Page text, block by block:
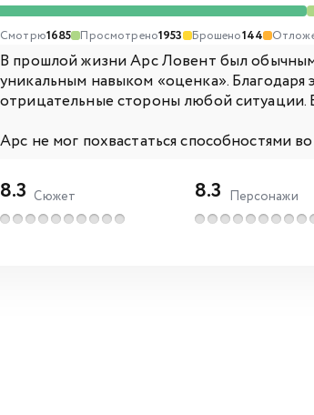
Смотрю1685 Просмотрено1953 Брошено144
В прошлой жизни Арс Ловент был
уникальным навыком «оценка».
отрицательные стороны любой ситуации.
Арс не мог похвастаться способностями
8.3 Сюжет 8.3 Персонажи